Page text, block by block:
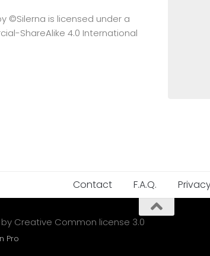
©Silerna is licensed under a
ShareAlike 4.0 International
Contact F.A.Q.
Creative Common license 3.0
Pro